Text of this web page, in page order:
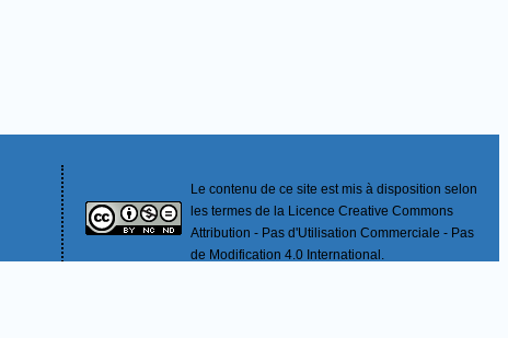
Le contenu de ce site est mis à disposition selon
les termes de la Licence Creative Commons
Attribution - Pas d'Utilisation Commerciale - Pas
de Modification 4.0 International.